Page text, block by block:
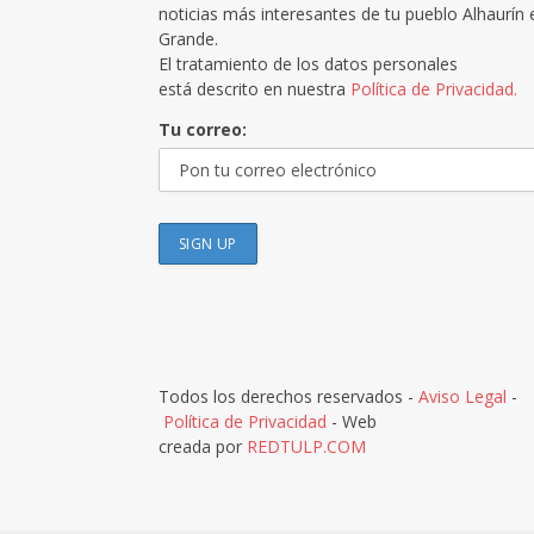
noticias más interesantes de tu pueblo Alhaurín
Grande.
El tratamiento de los datos personales
está descrito en nuestra Política de Privacidad.
Tu correo:
Todos los derechos reservados - Aviso Legal -
Política de Privacidad - Web
creada por REDTULP.COM